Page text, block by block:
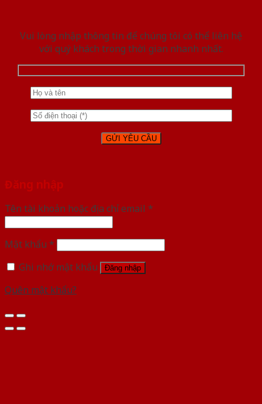
Vui lòng nhập thông tin để chúng tôi có thể liên hệ
với quý khách trong thời gian nhanh nhất.
Đăng nhập
Tên tài khoản hoặc địa chỉ email *
Mật khẩu *
Ghi nhớ mật khẩu
Đăng nhập
Quên mật khẩu?